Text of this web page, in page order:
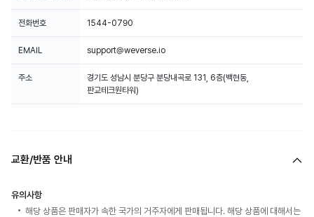
전화번호 1544-0790
EMAIL support@weverse.io
주소
경기도 성남시 분당구 분당내곡로 131, 6층(백현동,
판교테크원타워)
교환/반품 안내
유의사항
해당 상품은 판매자가 속한 국가의 거주자에게 판매됩니다. 해당 상품에 대해서는